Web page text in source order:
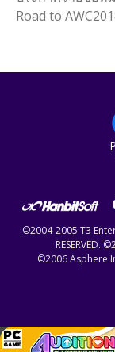
Road to
©2004-2005 T3
RESERVED.
©2006 Asphere